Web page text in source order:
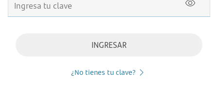
Ingresa tu clave
INGRESAR
¿No tienes tu clave?